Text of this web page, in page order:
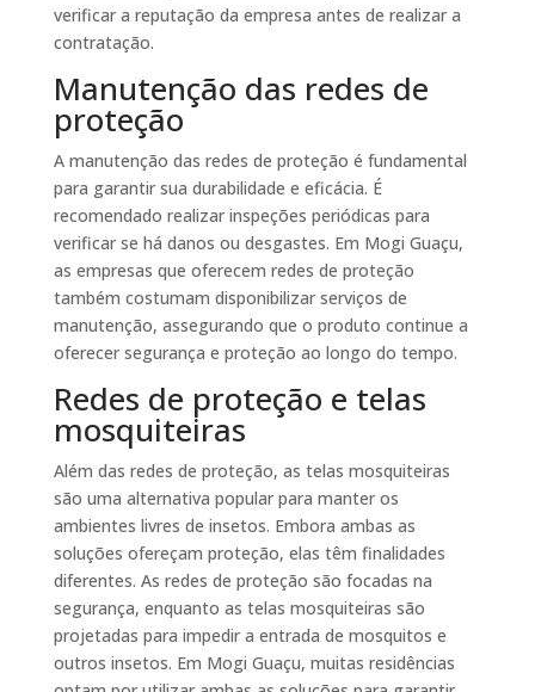
verificar a reputação da empresa antes de realizar a
contratação.
Manutenção das redes de
proteção
A manutenção das redes de proteção é fundamental
para garantir sua durabilidade e eficácia. É
recomendado realizar inspeções periódicas para
verificar se há danos ou desgastes. Em Mogi Guaçu,
as empresas que oferecem redes de proteção
também costumam disponibilizar serviços de
manutenção, assegurando que o produto continue a
oferecer segurança e proteção ao longo do tempo.
Redes de proteção e telas
mosquiteiras
Além das redes de proteção, as telas mosquiteiras
são uma alternativa popular para manter os
ambientes livres de insetos. Embora ambas as
soluções ofereçam proteção, elas têm finalidades
diferentes. As redes de proteção são focadas na
segurança, enquanto as telas mosquiteiras são
projetadas para impedir a entrada de mosquitos e
outros insetos. Em Mogi Guaçu, muitas residências